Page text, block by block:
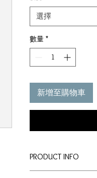
選擇
數量 *
新增至購物車
PRODUCT INFO